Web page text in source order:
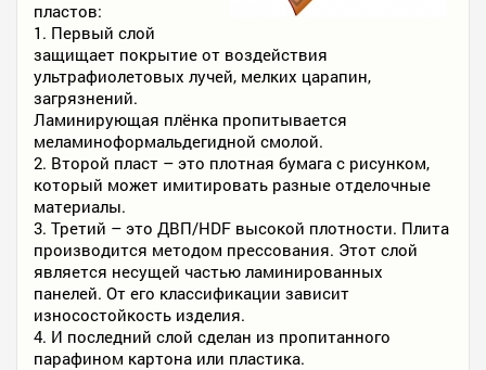
пластов:
1. Первый слой
защищает покрытие от воздействия
ультрафиолетовых лучей, мелких царапин,
загрязнений.
Ламинирующая плёнка пропитывается
меламиноформальдегидной смолой.
2. Второй пласт – это плотная бумага с рисунком,
который может имитировать разные отделочные
материалы.
3. Третий – это ДВП/HDF высокой плотности. Плита
производится методом прессования. Этот слой
является несущей частью ламинированных
панелей. От его классификации зависит
износостойкость изделия.
4. И последний слой сделан из пропитанного
парафином картона или пластика.